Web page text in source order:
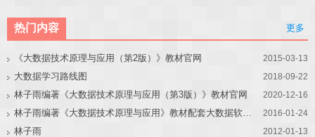
热门内容 更多
《大数据技术原理与应用（第2版）》教材官网 2015-03-13
大数据学习路线图 2018-09-22
林子雨编著《大数据技术原理与应用（第3版）》教材官网 2020-12-16
2016-01-24
林子雨 2012-01-13